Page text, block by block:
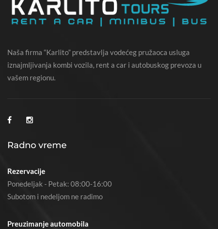
Naša firma “Karlito” predstavlja vodećeg pružaoca usluga
iznajmljivanja kombi vozila, rent a car i autobuskog prevoza u
vašem regionu.
Radno vreme
Rezervacije
Ponedeljak - Petak: 08:00-16:00
Subotom i nedeljom ne radimo
Preuzimanje automobila